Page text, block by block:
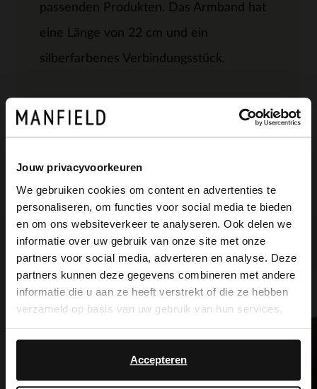
Jouw privacyvoorkeuren
We gebruiken cookies om content en advertenties te
personaliseren, om functies voor social media te bieden
en om ons websiteverkeer te analyseren. Ook delen we
informatie over uw gebruik van onze site met onze
partners voor social media, adverteren en analyse. Deze
partners kunnen deze gegevens combineren met andere
informatie die u aan ze heeft verstrekt of die ze hebben
verzameld op basis van uw gebruik van hun services.
Accepteren
Ich suche es für Sie
passenden Produkten. Das Armband hat
eine Länge von 22 cm und ein
silberfarbenes Verbindungsstück.
Lieferung & Rücksendung
×
View this website in English?
It looks like your language isn't Dutch. Would
you like to switch to English?
English